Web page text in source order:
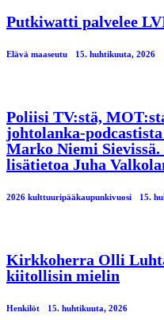
Putkiwatti palvelee
Elävä maaseutu 15. huhtikuuta, 2026
Poliisi TV:stä,
johtolanka-
Marko Niemi
lisätietoa Juha
2026 kulttuuripääkaupunkivuosi 15.
Kirkkoherra Olli
kiitollisin mielin
Henkilöt 15. huhtikuuta, 2026